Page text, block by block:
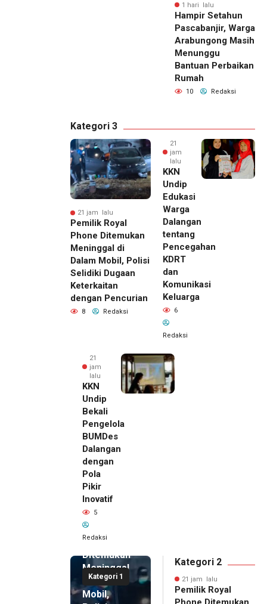
1 hari lalu
Hampir Setahun
Pascabanjir, Warga
Arabungong Masih
Menunggu
Bantuan Perbaikan
Rumah
10 Redaksi
Kategori 3
21 jam lalu
Pemilik Royal
Phone Ditemukan
Meninggal di
Dalam Mobil, Polisi
Selidiki Dugaan
Keterkaitan
dengan Pencurian
8 Redaksi
21
jam
lalu
KKN
Undip
Edukasi
Warga
Dalangan
tentang
Pencegahan
KDRT
dan
Komunikasi
Keluarga
6
Redaksi
21
jam
lalu
KKN
Undip
Bekali
Pengelola
BUMDes
Dalangan
dengan
Pola
Pikir
Inovatif
5
Redaksi
Kategori 1
21 jam lalu
Pemilik
Royal
Phone
Ditemukan
Meninggal
di Dalam
Mobil,
Kategori 2
21 jam lalu
Pemilik Royal